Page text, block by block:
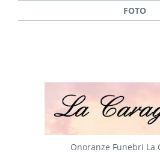
Onoranze Funebri La